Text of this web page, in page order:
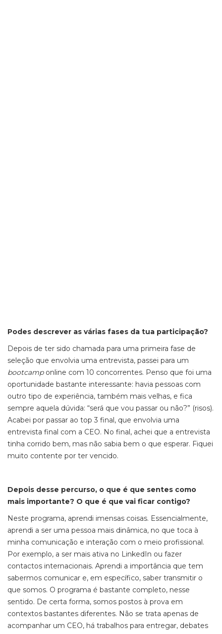
Podes descrever as várias fases da tua participação?
Depois de ter sido chamada para uma primeira fase de
seleção que envolvia uma entrevista, passei para um
bootcamponline com 10 concorrentes. Penso que foi uma
oportunidade bastante interessante: havia pessoas com
outro tipo de experiência, também mais velhas, e fica
sempre aquela dúvida: “será que vou passar ou não?” (risos).
Acabei por passar ao top 3 final, que envolvia uma
entrevista final com a CEO. No final, achei que a entrevista
tinha corrido bem, mas não sabia bem o que esperar. Fiquei
muito contente por ter vencido.
Depois desse percurso, o que é que sentes como
mais importante? O que é que vai ficar contigo?
Neste programa, aprendi imensas coisas. Essencialmente,
aprendi a ser uma pessoa mais dinâmica, no que toca à
minha comunicação e interação com o meio profissional.
Por exemplo, a ser mais ativa no LinkedIn ou fazer
contactos internacionais. Aprendi a importância que tem
sabermos comunicar e, em específico, saber transmitir o
que somos. O programa é bastante completo, nesse
sentido. De certa forma, somos postos à prova em
contextos bastantes diferentes. Não se trata apenas de
acompanhar um CEO, há trabalhos para entregar, debates